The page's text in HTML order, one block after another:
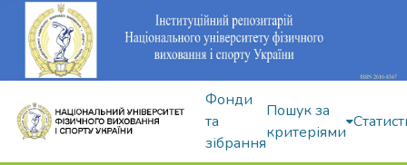
Фонди
та
зібрання
Пошук за
критеріями